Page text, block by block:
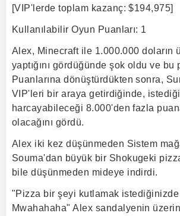
[VIP'lerde toplam kazanç: $194,975]
Kullanılabilir Oyun Puanları: 1
Alex, Minecraft ile 1.000.000 doların
yaptığını gördüğünde şok oldu ve bu
Puanlarına dönüştürdükten sonra,
VIP'leri bir araya getirdiğinde,
harcayabileceği 8.000'den fazla
olacağını gördü.
Alex iki kez düşünmeden Sistem
Souma'dan büyük bir Shokugeki pizza
bile düşünmeden mideye indirdi.
"Pizza bir şeyi kutlamak
Mwahahaha" Alex sandalyenin